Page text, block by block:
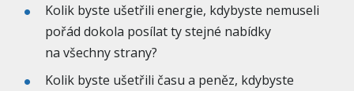
Kolik byste ušetřili energie, kdybyste nemuseli
pořád dokola posílat ty stejné nabídky
na všechny strany?
Kolik byste ušetřili času a peněz, kdybyste